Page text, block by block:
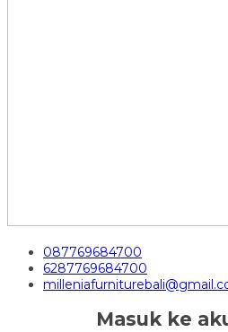
087769684700
6287769684700
Masuk ke